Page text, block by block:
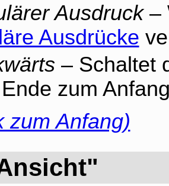
Ausdruck–
Ausdrücke
– Schaltet
zum
zum Anfang)